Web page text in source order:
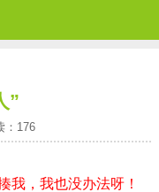
”
：176
我，我也没办法呀！